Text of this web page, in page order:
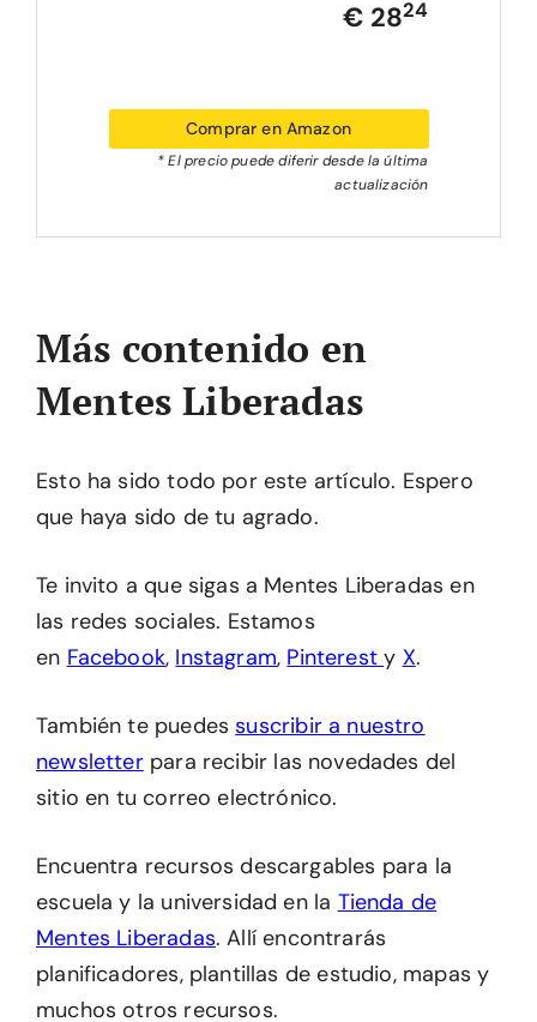
€ 2824
Comprar en Amazon
* El precio puede diferir desde la última
actualización
Más contenido en
Mentes Liberadas
Esto ha sido todo por este artículo. Espero
que haya sido de tu agrado.
Te invito a que sigas a Mentes Liberadas en
las redes sociales. Estamos
en Facebook, Instagram, Pinteresty X.
También te puedessuscribir a nuestro
newsletterpara recibir las novedades del
sitio en tu correo electrónico.
Encuentra recursos descargables para la
escuela y la universidad en la Tienda de
Mentes Liberadas. Allí encontrarás
planificadores, plantillas de estudio, mapas y
muchos otros recursos.